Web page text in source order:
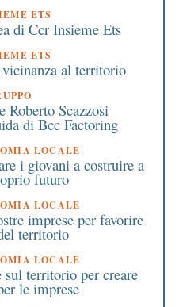
ETS
di Ccr Insieme Ets
ETS
vicinanza al territorio
Roberto Scazzosi
di Bcc Factoring
LOCALE
i giovani a costruire a
futuro
LOCALE
imprese per favorire
territorio
LOCALE
territorio per creare
le imprese